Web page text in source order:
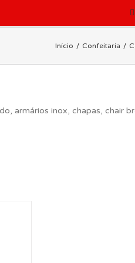
Início Confeitaria
armários inox, chapas, chair